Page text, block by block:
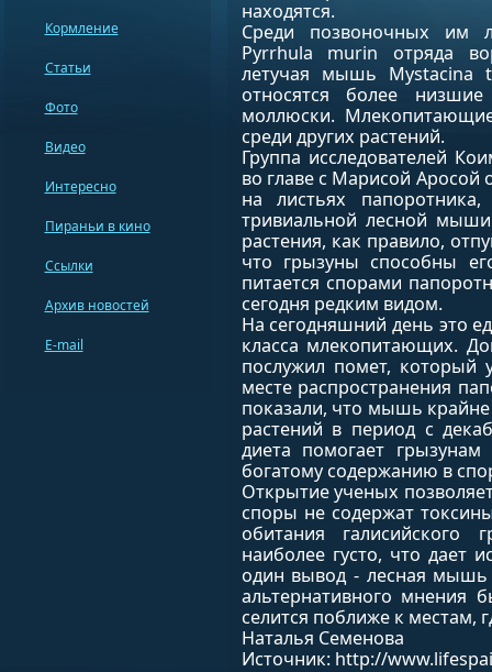
находятся.
Среди позвоночных им
Pyrrhula murin отряда
летучая мышь Mystacina
относятся более
моллюски.
среди других растений.
Группа исследователей
во главе с Марисой Аросой
на листьях
тривиальной лесной
растения, как правило,
что грызуны способны
питается спорами
сегодня редким видом.
На сегодняшний день это
класса млекопитающих.
послужил помет, который
месте распространения
показали, что мышь
растений в период с
диета помогает
богатому содержанию в
Открытие ученых
споры не содержат
обитания галисийского
наиболее густо, что дает
один вывод - лесная мышь
альтернативного мнения
селится поближе к местам,
Наталья Семенова
Источник: http://
Кормление
Статьи
Фото
Видео
Интересно
Пираньи в кино
Ссылки
Архив новостей
E-mail